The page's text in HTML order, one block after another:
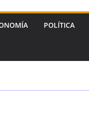
POLÍTICA